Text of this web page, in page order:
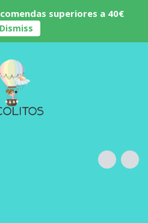
superiores a 40€
Dismiss